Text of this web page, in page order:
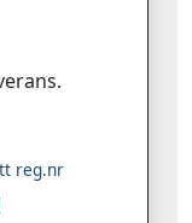
reg.nr